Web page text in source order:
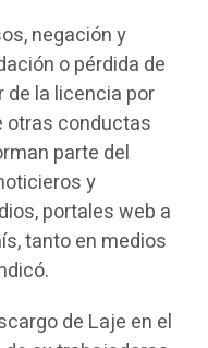
negación y
o pérdida de
la licencia por
otras conductas
parte del
y
portales web a
tanto en medios
de Laje en el